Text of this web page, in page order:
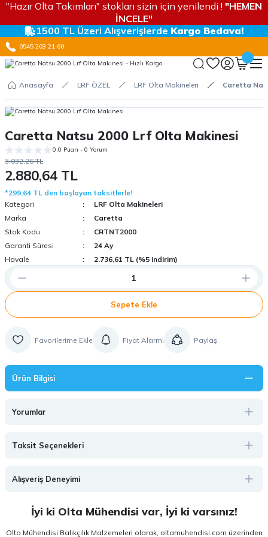
"Hazır Olta Takımları" stokları sizin için yenilendi ! "HEMEN
İNCELE"
1500 TL Üzeri Alışverişlerde Kargo Bedava!
0545 203 21 60
Anasayfa LRF ÖZEL LRF Olta Makineleri Caretta
Caretta Natsu 2000 Lrf Olta Makinesi
0.0 Puan - 0 Yorum
3.032,26 TL
2.880,64 TL
*299,64 TL den başlayan taksitlerle!
Kategori
LRF Olta Makineleri
Marka
Caretta
Stok Kodu
CRTNT2000
Garanti Süresi
24 Ay
Havale
2.736,61 TL (%5 indirim)
Sepete Ekle
Fiyat Alarmı Paylaş
Ürün Bilgisi
Yorumlar
Taksit Seçenekleri
Alışveriş Deneyimi
İyi ki Olta Mühendisi var, İyi ki varsınız!
Olta Mühendisi Balıkçılık Malzemeleri olarak, oltamuhendisi.com üzerinden